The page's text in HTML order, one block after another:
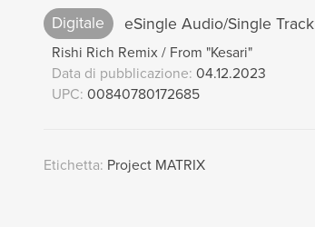
Digitale eSingle Audio/Single Track
Rishi Rich Remix / From "Kesari"
Data di pubblicazione: 04.12.2023
UPC: 00840780172685
Etichetta: Project MATRIX